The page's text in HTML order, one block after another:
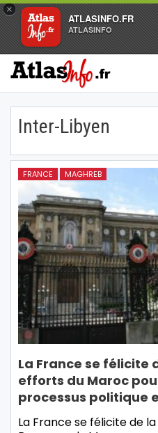
×
ATLASINFO.FR
ATLASINFO
Inter-Libyen
FRANCE MAGHREB
La France se félicite
efforts du Maroc
processus politique
La France se félicite de